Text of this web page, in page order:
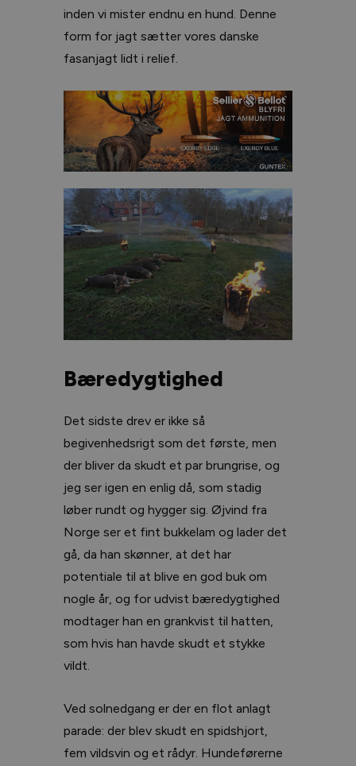
inden vi mister endnu en hund. Denne
form for jagt sætter vores danske
fasanjagt lidt i relief.
Bæredygtighed
Det sidste drev er ikke så
begivenhedsrigt som det første, men
der bliver da skudt et par brungrise, og
jeg ser igen en enlig då, som stadig
løber rundt og hygger sig. Øjvind fra
Norge ser et fint bukkelam og lader det
gå, da han skønner, at det har
potentiale til at blive en god buk om
nogle år, og for udvist bæredygtighed
modtager han en grankvist til hatten,
som hvis han havde skudt et stykke
vildt.
Ved solnedgang er der en flot anlagt
parade: der blev skudt en spidshjort,
fem vildsvin og et rådyr. Hundeførerne